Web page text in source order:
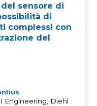
sensore di
di
complessi con
del
Engineering, Diehl